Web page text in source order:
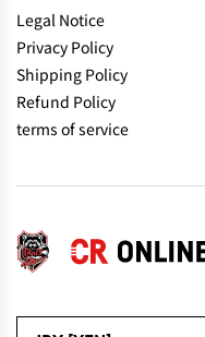
Legal Notice
Privacy Policy
Shipping Policy
Refund Policy
terms of service